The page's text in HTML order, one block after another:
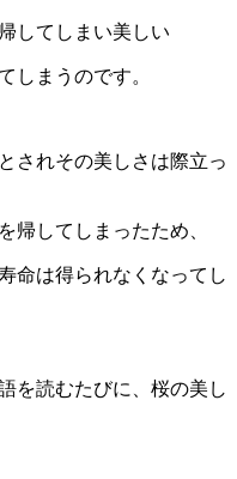
してしまい美しい
しまうのです。
されその美しさは際立っ
帰してしまったため、
命は得られなくなってし
を読むたびに、桜の美し